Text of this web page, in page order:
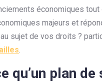
économiques
majeurs et
sujet de vos droits ?
.
qu’un plan